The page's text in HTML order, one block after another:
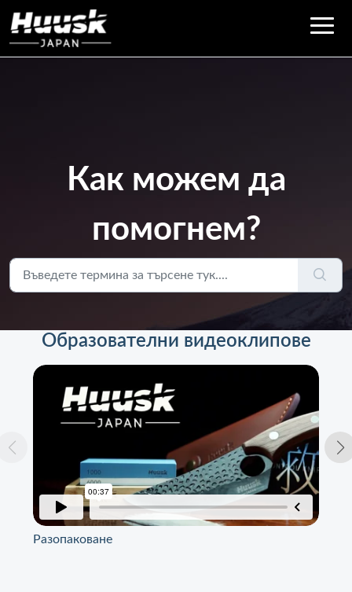
Как можем да
помогнем?
Образователни видеоклипове
Разопаковане